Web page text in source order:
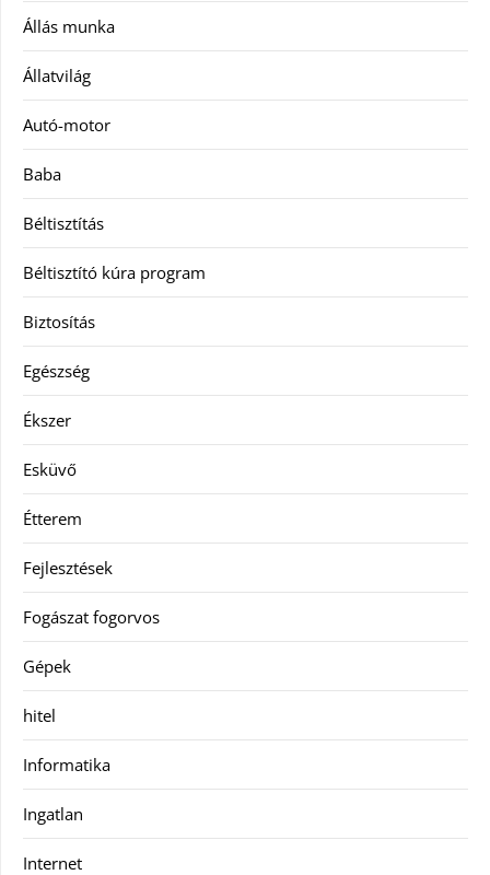
Állás munka
Állatvilág
Autó-motor
Baba
Béltisztítás
Béltisztító kúra program
Biztosítás
Egészség
Ékszer
Esküvő
Étterem
Fejlesztések
Fogászat fogorvos
Gépek
hitel
Informatika
Ingatlan
Internet